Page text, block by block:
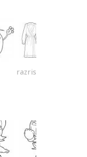
razrisyika